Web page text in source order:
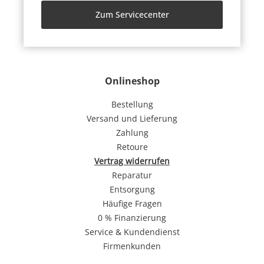
Onlineshop
Bestellung
Versand und Lieferung
Zahlung
Retoure
Vertrag widerrufen
Reparatur
Entsorgung
Häufige Fragen
0 % Finanzierung
Service & Kundendienst
Firmenkunden
Zum Servicecenter